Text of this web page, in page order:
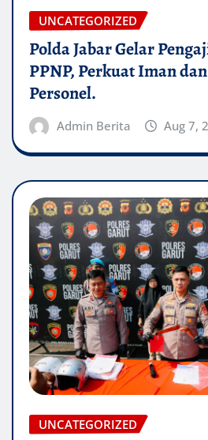
UNCATEGORIZED
Polda Jabar Gelar
PPNP, Perkuat Iman
Personel.
Admin Berita Aug 7,
UNCATEGORIZED